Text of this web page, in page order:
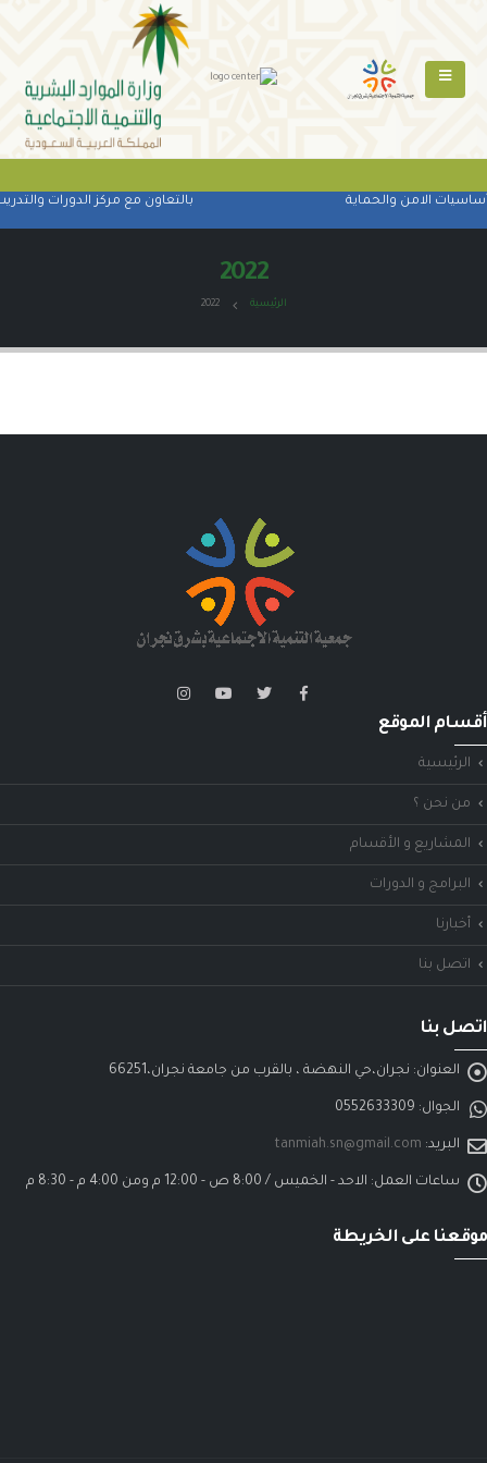
الامن والحماية بالتعاون مع مركز الدورات
2022
الرئيسية 2022
أقسام الموقع
الرئيسية
من نحن ؟
المشاريع و الأقسام
البرامج و الدورات
أخبارنا
اتصل بنا
اتصل بنا
العنوان: نجران،حي النهضة ، بالقرب من جامعة نجران،66251
الجوال: 0552633309
البريد: tanmiah.sn@gmail.com
ساعات العمل: الاحد - الخميس / 8:00 ص - 12:00 م ومن 4:00 م - 8:30 م
موقعنا على الخريطة